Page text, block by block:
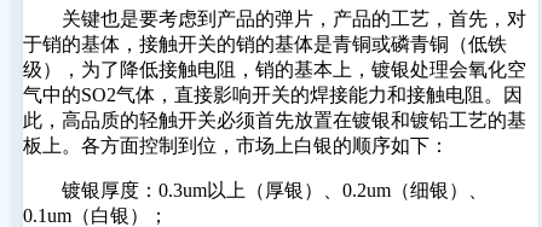
关键也是要考虑到产品的弹片，产品的工艺，首先，对
于销的基体，接触开关的销的基体是青铜或磷青铜（低铁
级），为了降低接触电阻，销的基本上，镀银处理会氧化空
气中的SO2气体，直接影响开关的焊接能力和接触电阻。因
此，高品质的轻触开关必须首先放置在镀银和镀铅工艺的基
板上。各方面控制到位，市场上白银的顺序如下：
镀银厚度：0.3um以上（厚银）、0.2um（细银）、
0.1um（白银）；